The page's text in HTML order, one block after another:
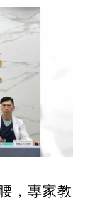
，專家教